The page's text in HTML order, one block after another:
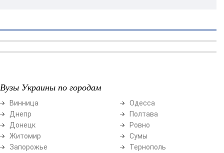
Вузы Украины по городам
Винница
Днепр
Донецк
Житомир
Запорожье
Одесса
Полтава
Ровно
Сумы
Тернополь